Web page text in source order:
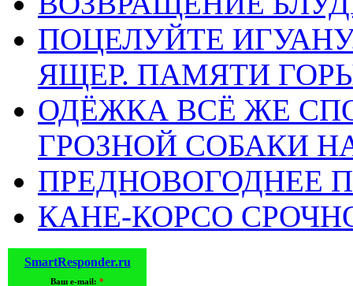
помогло.
Ответить
Добавить комментарий
Ваш адрес email не будет
поля помечены*
ПОЦЕЛУЙТЕ
ЯЩЕР. ПАМЯТИ
ОДЁЖКА ВСЁ ЖЕ
ГРОЗНОЙ СОБАКИ
ПРЕДНОВОГОДНЕЕ
КАНЕ-КОРСО
SmartResponder.ru
Ваш e-mail: *